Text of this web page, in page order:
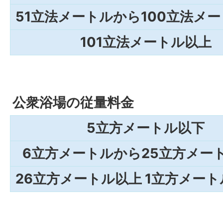
51立法メートルから100立法メ
101立法メートル以上
公衆浴場の従量料金
5立方メートル以下
6立方メートルから25立方メー
26立方メートル以上 1立方メー